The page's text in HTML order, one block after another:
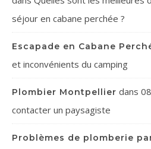
séjour en cabane perchée ?
Escapade en Cabane
et inconvénients du camping
Plombier Montpellier dans
contacter un paysagiste
Problèmes de plomberie